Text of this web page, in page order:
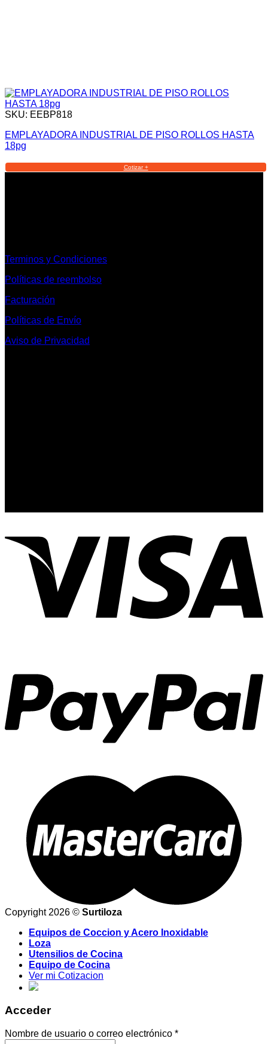
SKU: EEBP818
EMPLAYADORA INDUSTRIAL DE PISO ROLLOS HASTA
18pg
Cotizar +
Terminos y Condiciones
Políticas de reembolso
Facturación
Políticas de Envío
Aviso de Privacidad
Copyright 2026 © Surtiloza
Equipos de Coccion y Acero Inoxidable
Loza
Utensilios de Cocina
Equipo de Cocina
Ver mi Cotizacion
Acceder
Nombre de usuario o correo electrónico *